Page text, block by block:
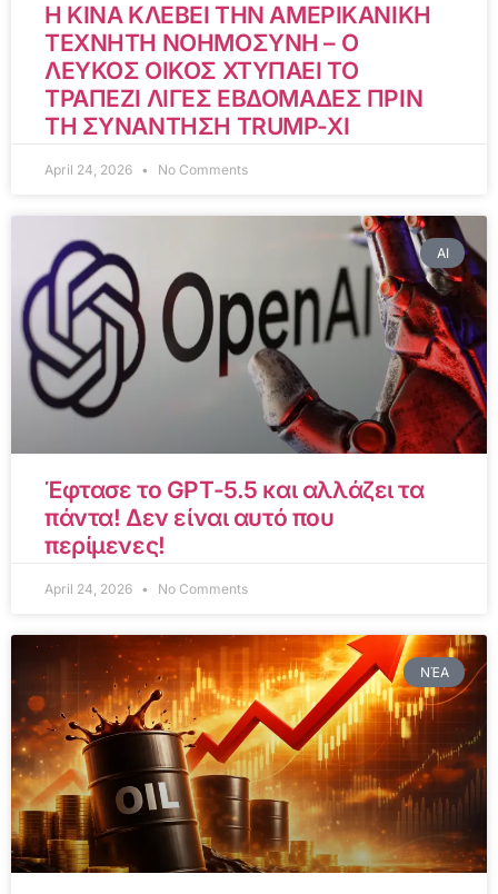
Η ΚΙΝΑ ΚΛΕΒΕΙ ΤΗΝ ΑΜΕΡΙΚΑΝΙΚΗ
ΤΕΧΝΗΤΗ ΝΟΗΜΟΣΥΝΗ – Ο
ΛΕΥΚΟΣ ΟΙΚΟΣ ΧΤΥΠΑΕΙ ΤΟ
ΤΡΑΠΕΖΙ ΛΙΓΕΣ ΕΒΔΟΜΑΔΕΣ ΠΡΙΝ
ΤΗ ΣΥΝΑΝΤΗΣΗ TRUMP-XI
April 24, 2026 No Comments
AI
Έφτασε το GPT-5.5 και αλλάζει τα
πάντα! Δεν είναι αυτό που
περίμενες!
April 24, 2026 No Comments
ΝΈΑ